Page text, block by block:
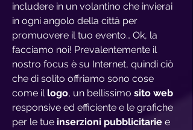
includere in un volantino che invierai
in ogni angolo della città per
promuovere il tuo evento… Ok, la
facciamo noi! Prevalentemente il
nostro focus è su Internet, quindi ciò
che di solito offriamo sono cose
come il logo, un bellissimo sito web
responsive ed efficiente e le grafiche
per le tue inserzioni pubblicitarie e